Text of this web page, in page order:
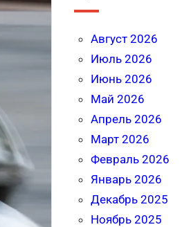
Август 2026
Июль 2026
Июнь 2026
Май 2026
Апрель 2026
Март 2026
Февраль 2026
Январь 2026
Декабрь 2025
Ноябрь 2025